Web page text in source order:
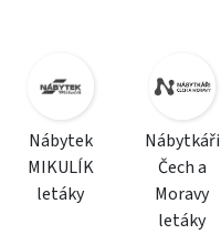
Nábytek
MIKULÍK
letáky
Nábytkáři
Čech a
Moravy
letáky